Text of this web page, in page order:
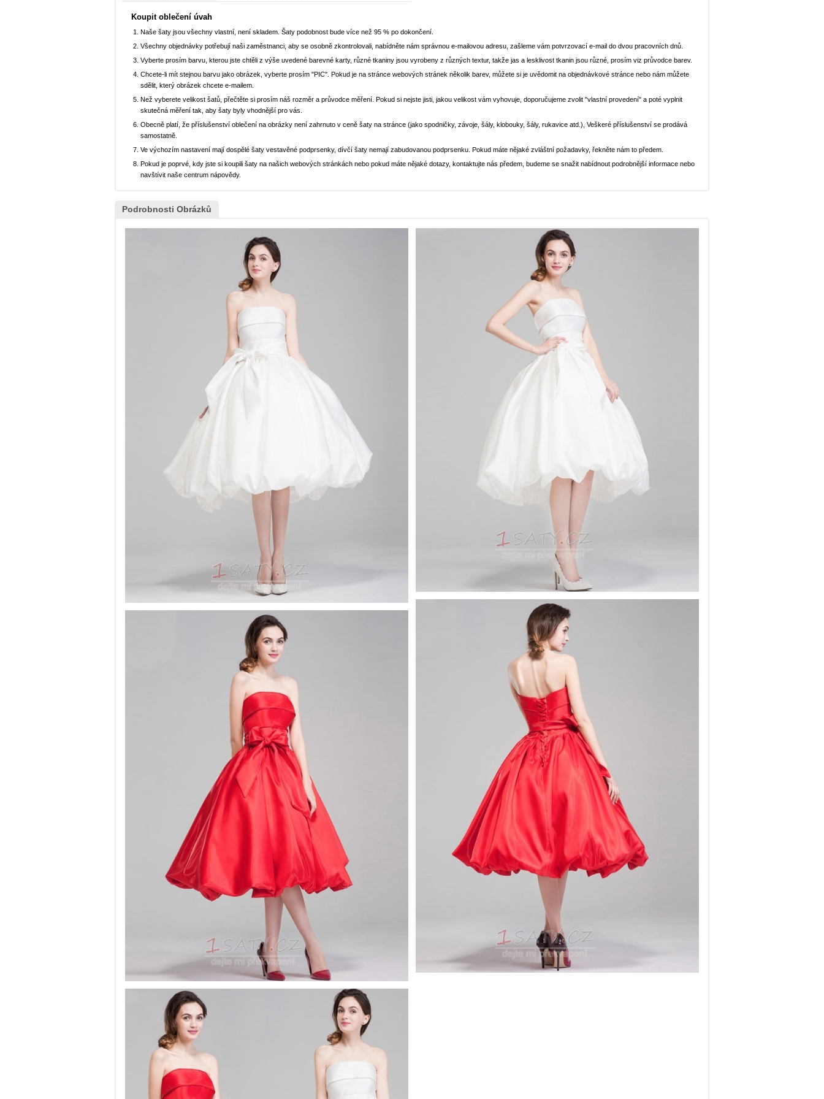
Koupit oblečení úvah
Naše šaty jsou všechny vlastní, není skladem. Šaty podobnost bude více než 95 % po dokončení.
Všechny objednávky potřebují naši zaměstnanci, aby se osobně zkontrolovali, nabídněte nám správnou e-mailovou adresu, zašleme vám potvrzovací e-mail do dvou pracovních dnů.
Vyberte prosím barvu, kterou jste chtěli z výše uvedené barevné karty, různé tkaniny jsou vyrobeny z různých textur, takže jas a lesklivost tkanin jsou různé, prosím viz průvodce barev.
Chcete-li mít stejnou barvu jako obrázek, vyberte prosím "PIC". Pokud je na stránce webových stránek několik barev, můžete si je uvědomit na objednávkové stránce nebo nám můžete
sdělit, který obrázek chcete e-mailem.
Než vyberete velikost šatů, přečtěte si prosím náš rozměr a průvodce měření. Pokud si nejste jisti, jakou velikost vám vyhovuje, doporučujeme zvolit "vlastní provedení" a poté vyplnit
skutečná měření tak, aby šaty byly vhodnější pro vás.
Obecně platí, že příslušenství oblečení na obrázky není zahrnuto v ceně šaty na stránce (jako spodničky, závoje, šály, klobouky, šály, rukavice atd.), Veškeré příslušenství se prodává
samostatně.
Ve výchozím nastavení mají dospělé šaty vestavěné podprsenky, dívčí šaty nemají zabudovanou podprsenku. Pokud máte nějaké zvláštní požadavky, řekněte nám to předem.
Pokud je poprvé, kdy jste si koupili šaty na našich webových stránkách nebo pokud máte nějaké dotazy, kontaktujte nás předem, budeme se snažit nabídnout podrobnější informace nebo
navštívit naše centrum nápovědy.
Podrobnosti Obrázků